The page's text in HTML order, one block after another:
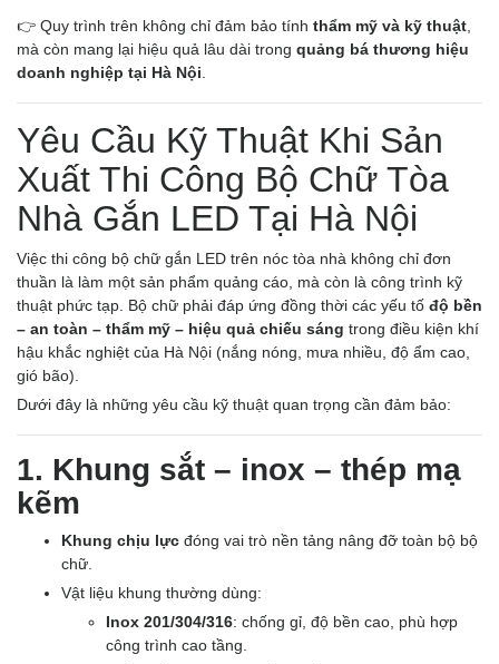
👉 Quy trình trên không chỉ đảm bảo tính thẩm mỹ và kỹ thuật
mà còn mang lại hiệu quả lâu dài trong quảng bá thương hiệu
doanh nghiệp tại Hà Nội
Yêu Cầu Kỹ Thuật Khi Sản
Xuất Thi Công Bộ Chữ Tòa
Nhà Gắn LED Tại Hà Nội
Việc thi công bộ chữ gắn LED trên nóc tòa nhà không chỉ đơn
thuần là làm một sản phẩm quảng cáo, mà còn là công trình kỹ
thuật phức tạp. Bộ chữ phải đáp ứng đồng thời các yếu tố độ bền
– an toàn – thẩm mỹ – hiệu quả chiếu sáng trong điều kiện khí
hậu khắc nghiệt của Hà Nội (nắng nóng, mưa nhiều, độ ẩm cao,
gió bão).
Dưới đây là những yêu cầu kỹ thuật quan trọng cần đảm bảo:
1. Khung sắt – inox – thép mạ
kẽm
Khung chịu lực đóng vai trò nền tảng nâng đỡ toàn bộ bộ
chữ.
Vật liệu khung thường dùng:
Inox 201/304/316: chống gỉ, độ bền cao, phù hợp
công trình cao tầng.